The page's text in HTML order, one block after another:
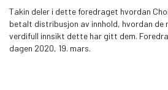
Takin deler i dette foredraget hvordan
betalt distribusjon av innhold, hvordan de
verdifull innsikt dette har gitt dem.
dagen 2020, 19. mars.